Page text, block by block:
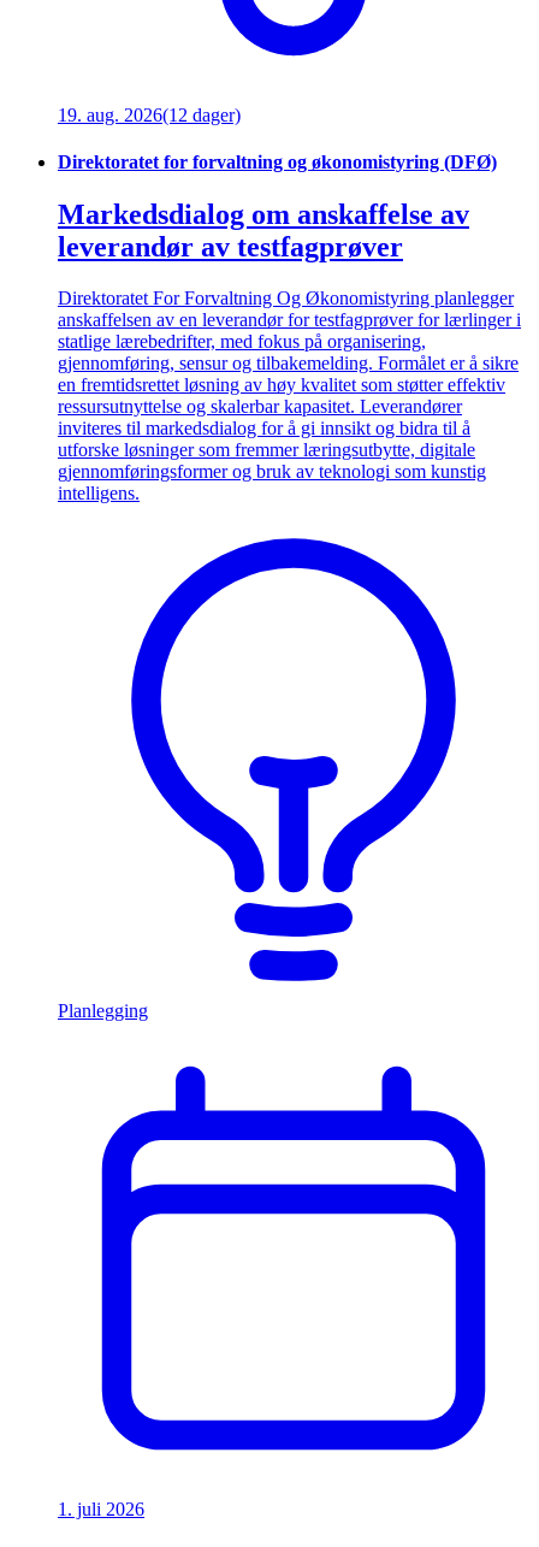
19. aug. 2026(12 dager)
Direktoratet for forvaltning og økonomistyring (DFØ)
Markedsdialog om anskaffelse av
leverandør av testfagprøver
Direktoratet For Forvaltning Og Økonomistyring planlegger
anskaffelsen av en leverandør for testfagprøver for lærlinger i
statlige lærebedrifter, med fokus på organisering,
gjennomføring, sensur og tilbakemelding. Formålet er å sikre
en fremtidsrettet løsning av høy kvalitet som støtter effektiv
ressursutnyttelse og skalerbar kapasitet. Leverandører
inviteres til markedsdialog for å gi innsikt og bidra til å
utforske løsninger som fremmer læringsutbytte, digitale
gjennomføringsformer og bruk av teknologi som kunstig
intelligens.
Planlegging
1. juli 2026